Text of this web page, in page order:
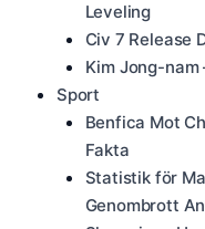
Leveling
Civ 7 Release
Kim Jong-
Sport
Benfica Mot
Fakta
Statistik för
Genombrott